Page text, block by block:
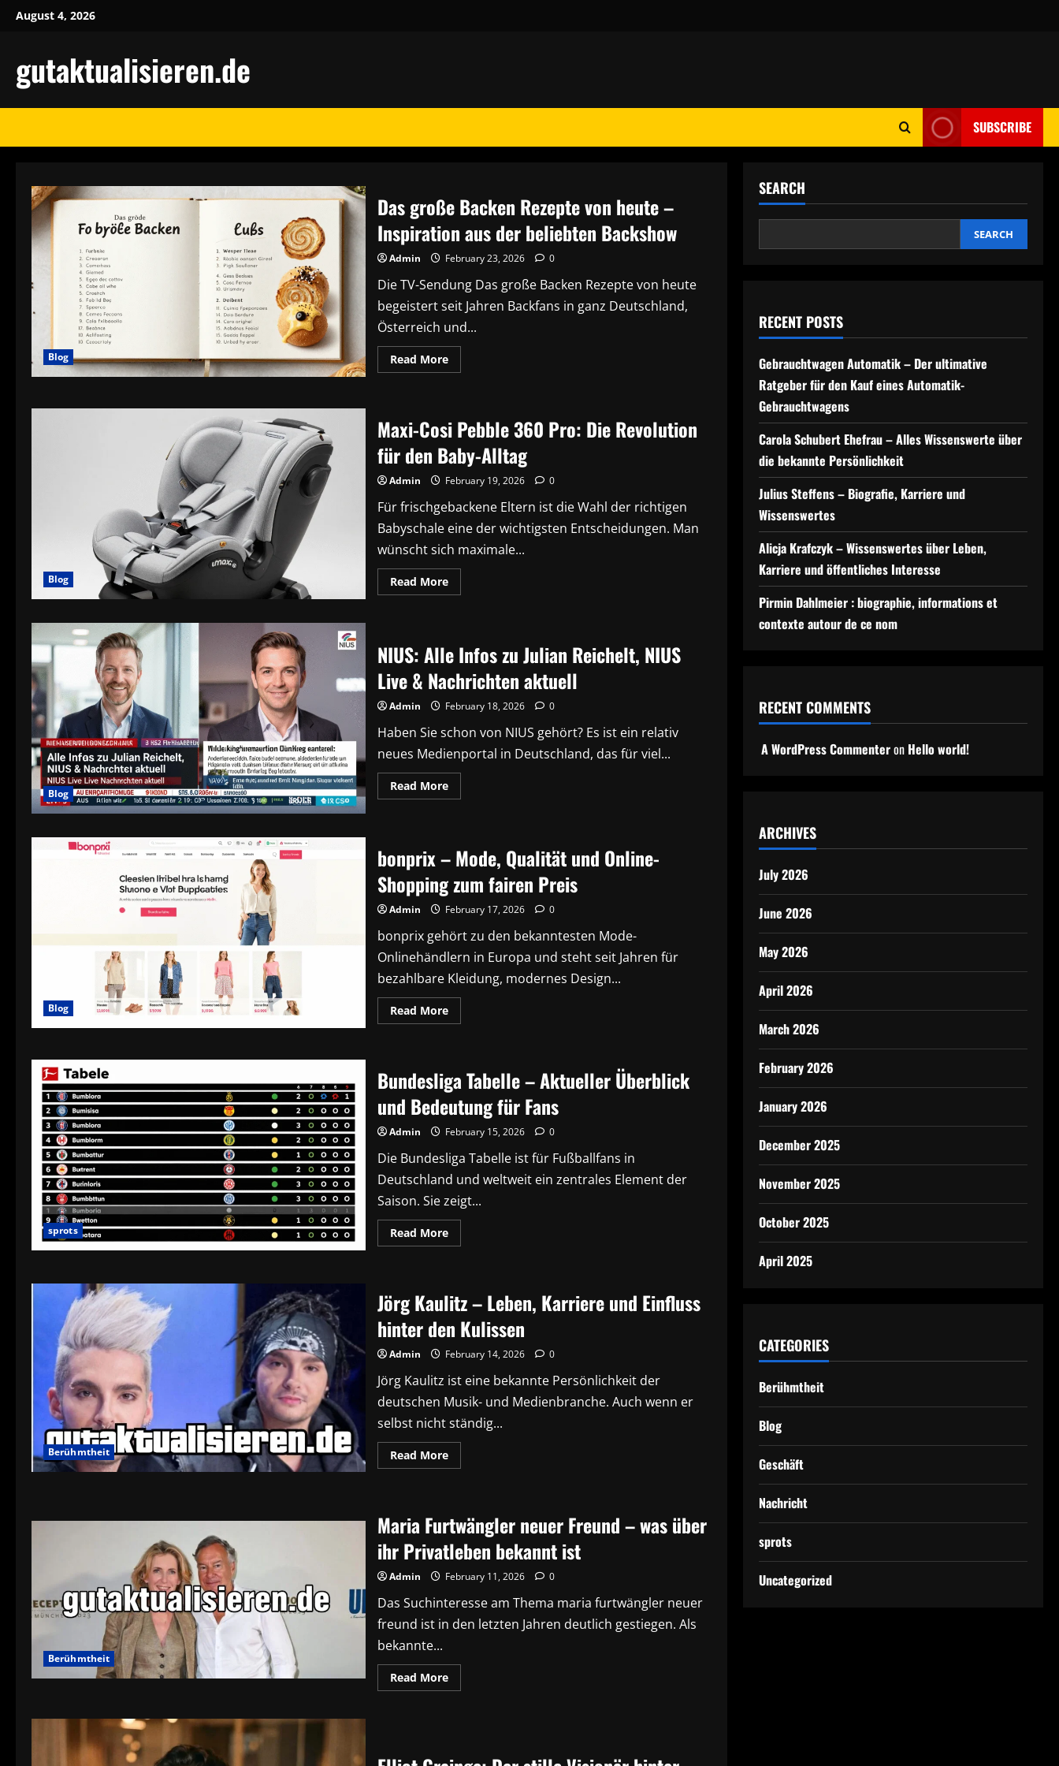
SkipAugust 4, 2026
gutaktualisieren.de
SUBSCRIBE
Blog
Das große Backen Rezepte von heute –
Inspiration aus der beliebten Backshow
Admin February 23, 2026 0
Die TV-Sendung Das große Backen Rezepte von heute
begeistert seit Jahren Backfans in ganz Deutschland,
Österreich und...
Read MoreRead
more
Rezepte
von
heute
–
Inspiration
aus
beliebten
Backshow
Blog
Maxi-Cosi Pebble 360 Pro: Die Revolution
für den Baby-Alltag
Admin February 19, 2026 0
Für frischgebackene Eltern ist die Wahl der richtigen
Babyschale eine der wichtigsten Entscheidungen. Man
wünscht sich maximale...
Read MoreRead
more
360
Pro:
Die
Revolution
für
den
Baby-
Alltag
Blog
NIUS: Alle Infos zu Julian Reichelt, NIUS
Live & Nachrichten aktuell
Admin February 18, 2026 0
Haben Sie schon von NIUS gehört? Es ist ein relativ
neues Medienportal in Deutschland, das für viel...
Read MoreRead
more
zu
Julian
NIUS
Live
&
Nachrichten
aktuell
Blog
bonprix – Mode, Qualität und Online-
Shopping zum fairen Preis
Admin February 17, 2026 0
bonprix gehört zu den bekanntesten Mode-
Onlinehändlern in Europa und steht seit Jahren für
bezahlbare Kleidung, modernes Design...
Read MoreRead
more
Qualität
und
Online-
Shopping
zum
fairen
sprots
Bundesliga Tabelle – Aktueller Überblick
und Bedeutung für Fans
Admin February 15, 2026 0
Die Bundesliga Tabelle ist für Fußballfans in
Deutschland und weltweit ein zentrales Element der
Saison. Sie zeigt...
Read MoreRead
more
Aktueller
Überblick
und
Bedeutung
Fans
Berühmtheit
Jörg Kaulitz – Leben, Karriere und Einfluss
hinter den Kulissen
Admin February 14, 2026 0
Jörg Kaulitz ist eine bekannte Persönlichkeit der
deutschen Musik- und Medienbranche. Auch wenn er
selbst nicht ständig...
Read MoreRead
more
Leben,
Karriere
und
Einfluss
hinter
den
Kulissen
Berühmtheit
Maria Furtwängler neuer Freund – was über
ihr Privatleben bekannt ist
Admin February 11, 2026 0
Das Suchinteresse am Thema maria furtwängler neuer
freund ist in den letzten Jahren deutlich gestiegen. Als
bekannte...
Read MoreRead
more
SEARCH
SEARCH
RECENT POSTS
Gebrauchtwagen Automatik – Der ultimative
Ratgeber für den Kauf eines Automatik-
Gebrauchtwagens
Carola Schubert Ehefrau – Alles Wissenswerte über
die bekannte Persönlichkeit
Julius Steffens – Biografie, Karriere und
Wissenswertes
Alicja Krafczyk – Wissenswertes über Leben,
Karriere und öffentliches Interesse
Pirmin Dahlmeier : biographie, informations et
contexte autour de ce nom
RECENT COMMENTS
A WordPress Commenteron Hello world!
ARCHIVES
July 2026
June 2026
May 2026
April 2026
March 2026
February 2026
January 2026
December 2025
November 2025
October 2025
April 2025
CATEGORIES
Berühmtheit
Blog
Geschäft
Nachricht
sprots
Uncategorized